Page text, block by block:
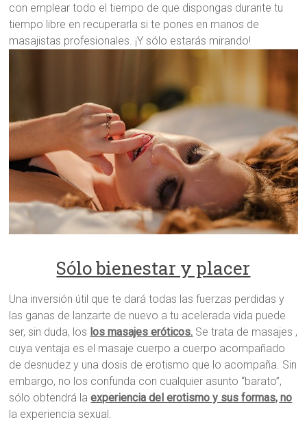
con emplear todo el tiempo de que dispongas durante tu
tiempo libre en recuperarla si te pones en manos de
masajistas profesionales. ¡Y sólo estarás mirando!
Sólo bienestar y placer
Una inversión útil que te dará todas las fuerzas perdidas y
las ganas de lanzarte de nuevo a tu acelerada vida puede
ser, sin duda, los los masajes eróticos. Se trata de masajes ,
cuya ventaja es el masaje cuerpo a cuerpo acompañado
de desnudez y una dosis de erotismo que lo acompaña. Sin
embargo, no los confunda con cualquier asunto “barato”,
sólo obtendrá laexperiencia del erotismo y sus formas, no
la experiencia sexual.